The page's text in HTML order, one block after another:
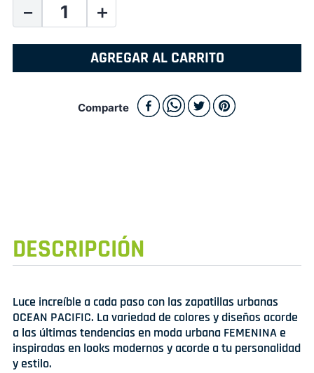
＋
－
AGREGAR AL CARRITO
Comparte
DESCRIPCIÓN
Luce increíble a cada paso con las zapatillas urbanas
OCEAN PACIFIC. La variedad de colores y diseños acorde
a las últimas tendencias en moda urbana FEMENINA e
inspiradas en looks modernos y acorde a tu personalidad
y estilo.